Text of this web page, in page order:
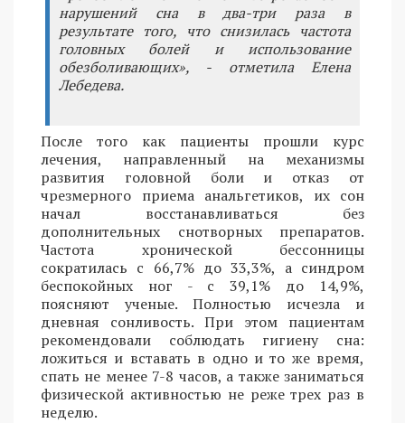
нарушений сна в два-три раза в
результате того, что снизилась частота
головных болей и использование
обезболивающих», - отметила Елена
Лебедева.
После того как пациенты прошли курс
лечения, направленный на механизмы
развития головной боли и отказ от
чрезмерного приема анальгетиков, их сон
начал восстанавливаться без
дополнительных снотворных препаратов.
Частота хронической бессонницы
сократилась с 66,7% до 33,3%, а синдром
беспокойных ног - с 39,1% до 14,9%,
поясняют ученые. Полностью исчезла и
дневная сонливость. При этом пациентам
рекомендовали соблюдать гигиену сна:
ложиться и вставать в одно и то же время,
спать не менее 7-8 часов, а также заниматься
физической активностью не реже трех раз в
неделю.